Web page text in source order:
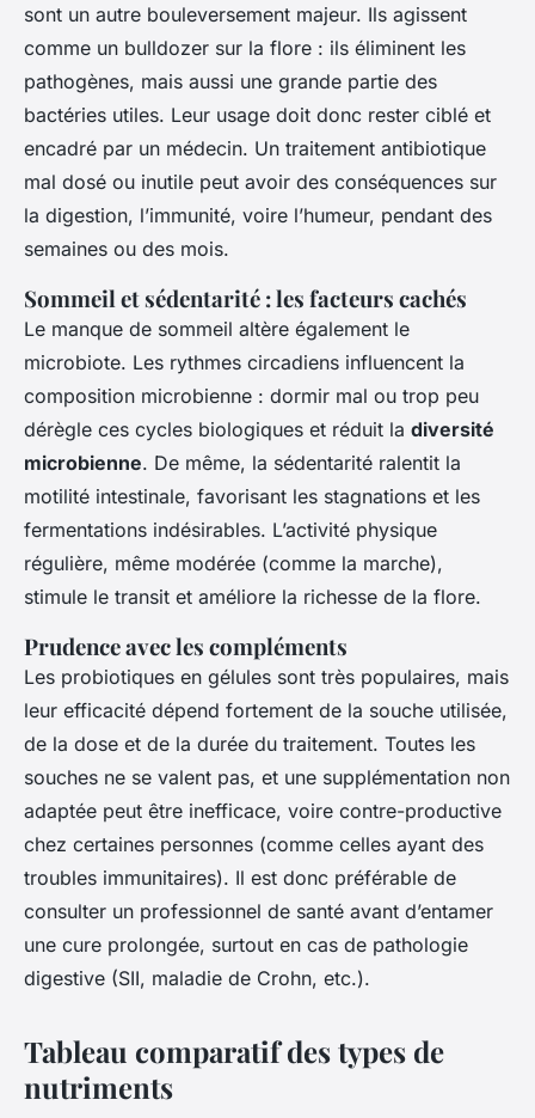
sont un autre bouleversement majeur. Ils agissent
comme un bulldozer sur la flore : ils éliminent les
pathogènes, mais aussi une grande partie des
bactéries utiles. Leur usage doit donc rester ciblé et
encadré par un médecin. Un traitement antibiotique
mal dosé ou inutile peut avoir des conséquences sur
la digestion, l’immunité, voire l’humeur, pendant des
semaines ou des mois.
Sommeil et sédentarité : les facteurs cachés
Le manque de sommeil altère également le
microbiote. Les rythmes circadiens influencent la
composition microbienne : dormir mal ou trop peu
dérègle ces cycles biologiques et réduit la diversité
microbienne. De même, la sédentarité ralentit la
motilité intestinale, favorisant les stagnations et les
fermentations indésirables. L’activité physique
régulière, même modérée (comme la marche),
stimule le transit et améliore la richesse de la flore.
Prudence avec les compléments
Les probiotiques en gélules sont très populaires, mais
leur efficacité dépend fortement de la souche utilisée,
de la dose et de la durée du traitement. Toutes les
souches ne se valent pas, et une supplémentation non
adaptée peut être inefficace, voire contre-productive
chez certaines personnes (comme celles ayant des
troubles immunitaires). Il est donc préférable de
consulter un professionnel de santé avant d’entamer
une cure prolongée, surtout en cas de pathologie
digestive (SII, maladie de Crohn, etc.).
Tableau comparatif des types de
nutriments